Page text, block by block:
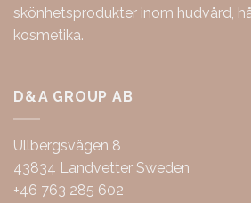
skönhetsprodukter inom hudvård,
kosmetika.
D&A GROUP AB
Ullbergsvägen 8
43834 Landvetter Sweden
+46 763 285 602